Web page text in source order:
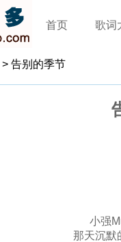
首页 歌词
> 告别的季节
小强
那天沉默